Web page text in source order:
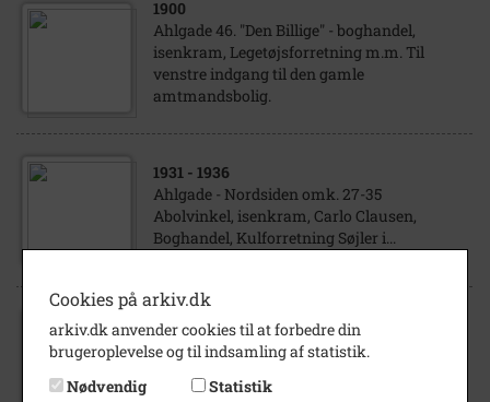
1900
Ahlgade 46. "Den Billige" - boghandel,
isenkram, Legetøjsforretning m.m. Til
venstre indgang til den gamle
amtmandsbolig.
1931 - 1936
Ahlgade - Nordsiden omk. 27-35
Abolvinkel, isenkram, Carlo Clausen,
Boghandel, Kulforretning Søjler i...
1900
Ahlgade 48 Grand Hotel - udgravning af det
efterfølger, isenkram, Byens varehus...
Cookies på arkiv.dk
arkiv.dk anvender cookies til at forbedre din
brugeroplevelse og til indsamling af statistik.
Nødvendig
Statistik